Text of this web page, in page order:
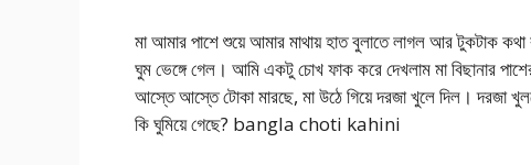
মা আমার পাশে শুয়ে আমার মাথায় হাত বুলাতে লাগল আর টুকটাক
ঘুম ভেঙ্গে গেল। আমি একটু চোখ ফাক করে দেখলাম মা বিছানার
আস্তে আস্তে টোকা মারছে, মা উঠে গিয়ে দরজা খুলে দিল। দরজা
কি ঘুমিয়ে গেছে? bangla choti kahini